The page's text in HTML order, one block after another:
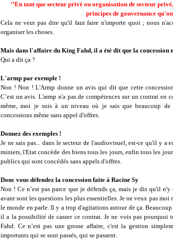
‘’En tant que secteur privé ou organisation de secteur
principes de gouvernance qu'on
Cela ne veut pas dire qu'il faut faire n'importe quoi ; nous
organiser les choses.
Mais dans l'affaire du King Fahd, il a été dit que la concession
Qui a dit ça ?
L'armp par exemple !
Non ! Non ! L'Armp donne un avis qui dit que cette
C’est un avis. L'armp n'a pas de compétences sur un contrat
même, moi je suis à un niveau où je sais que beaucoup
concessions même sans appel d'offres.
Donnez des exemples !
Je ne sais pas... dans le secteur de l'audiovisuel, est-ce qu'il y a
miniers, l'Etat concède des biens tous les jours, enfin tous les
publics qui sont concédés sans appels d'offres.
Donc vous défendez la concession faite à Racine Sy
Non ! Ce n’est pas parce que je défends ça, mais je dis qu'il
avant sont les questions les plus essentielles. Je ne veux pas
le monde en parle. Il y a trop d'agitations autour de ça.
il a la possibilité de casser ce contrat. Je ne vois pas pourquoi
Fahd. Ce n’est pas une grosse affaire, c'est la gestion
importants qui se sont passés, qui se passent.